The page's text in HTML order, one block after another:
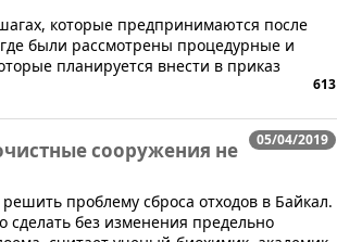
которые предпринимаются после
были рассмотрены процедурные и
планируется внести в приказ
613
05/04/2019
сооружения не
проблему сброса отходов в Байкал.
сделать без изменения предельно